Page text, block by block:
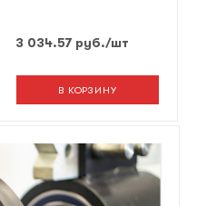
3 034.57руб./шт
В КОРЗИНУ